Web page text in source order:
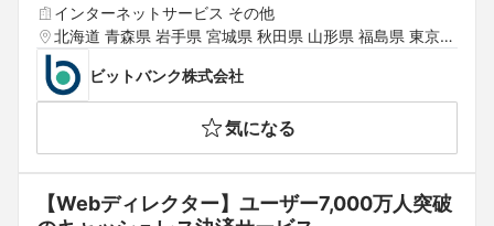
画・編集・ライティング プロダクトマネージャー
インターネットサービス その他
北海道 青森県 岩手県 宮城県 秋田県 山形県 福島県 東京都
神奈川県 埼玉県 千葉県 茨城県 群馬県 栃木県 愛知県 静岡
県 岐阜県 三重県 山梨県 新潟県 富山県 石川県 福井県 長
野県 大阪府 京都府 兵庫県 滋賀県 奈良県 和歌山県 鳥取県
島根県 岡山県 広島県 山口県 徳島県 香川県 愛媛県 高知県
福岡県 佐賀県 長崎県 熊本県 大分県 宮崎県 鹿児島県 沖縄
県
ビットバンク株式会社
気になる
【Webディレクター】ユーザー7,000万人突破